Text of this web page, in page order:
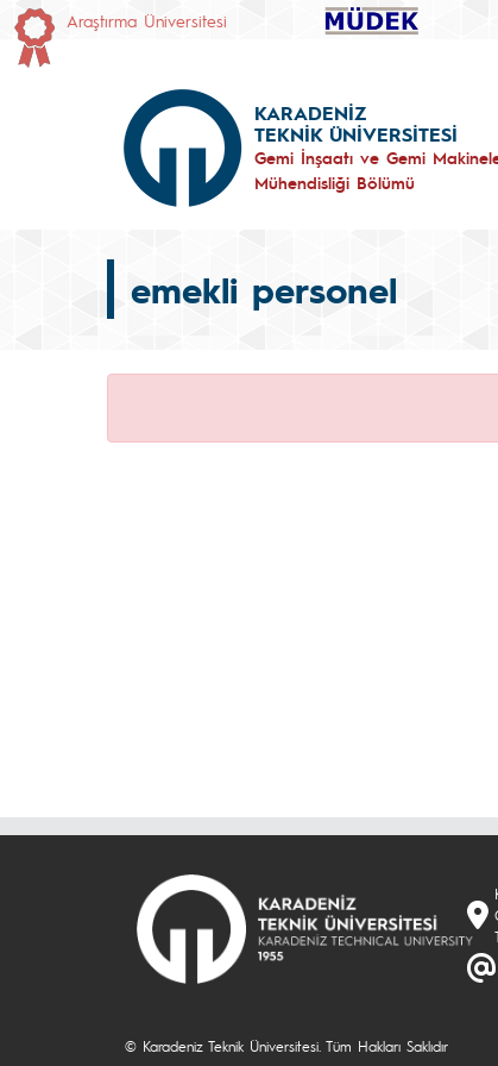
Araştırma Üniversitesi
KARADENİZ
TEKNİK ÜNİVERSİTESİ
Gemi İnşaatı ve Gemi
Mühendisliği Bölümü
emekli personel
© Karadeniz Teknik Üniversitesi. Tüm Hakları Saklıdır